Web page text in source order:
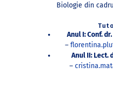
Biologie din
Anul I: Conf.
–
Anul II: Lect.
–